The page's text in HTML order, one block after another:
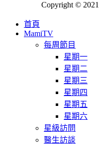
Copyright © 2021
首頁
MamiTV
每周節目
星期一
星期二
星期三
星期四
星期五
星期六
星級訪問
醫生訪談